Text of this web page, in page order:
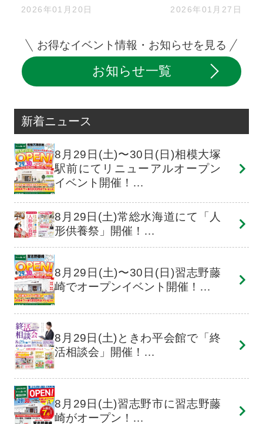
2026年01月20日 2026年01月27日
お得なイベント情報・お知らせを見る
お知らせ一覧
新着ニュース
8月29日(土)〜30日(日)相模大塚
駅前にてリニューアルオープン
イベント開催！…
8月29日(土)常総水海道にて「人
形供養祭」開催！…
8月29日(土)〜30日(日)習志野藤
崎でオープンイベント開催！…
8月29日(土)ときわ平会館で「終
活相談会」開催！…
8月29日(土)習志野市に習志野藤
崎がオープン！…